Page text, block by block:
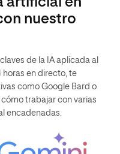
nuestro
de la IA aplicada al
horas en directo, te
como Google Bard o
trabajar con varias
encadenadas.